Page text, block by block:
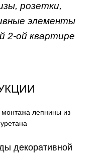
розетки,
элементы
2-ой квартире
монтажа лепнины из
декоративной